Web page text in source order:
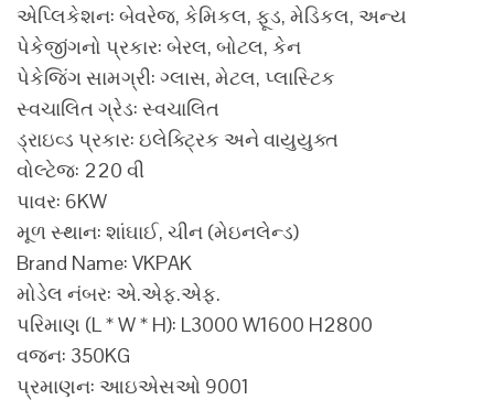
એપ્લિકેશન: બેવરેજ, કેમિકલ, ફૂડ, મેડિકલ, અન્ય
પેકેજીંગનો પ્રકાર: બેરલ, બોટલ, કેન
પેકેજિંગ સામગ્રી: ગ્લાસ, મેટલ, પ્લાસ્ટિક
સ્વચાલિત ગ્રેડ: સ્વચાલિત
ડ્રાઇવ્ડ પ્રકાર: ઇલેક્ટ્રિક અને વાયુયુક્ત
વોલ્ટેજ: 220 વી
પાવર: 6KW
મૂળ સ્થાન: શાંઘાઈ, ચીન (મેઇનલેન્ડ)
Brand Name: VKPAK
મોડેલ નંબર: એ.એફ.એફ.
પરિમાણ (L * W * H): L3000 W1600 H2800
વજન: 350KG
પ્રમાણન: આઇએસઓ 9001